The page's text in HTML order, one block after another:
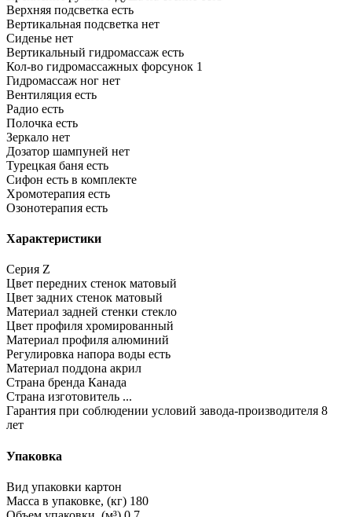
Верхняя подсветка есть
Вертикальная подсветка нет
Сиденье нет
Вертикальный гидромассаж есть
Кол-во гидромассажных форсунок 1
Гидромассаж ног нет
Вентиляция есть
Радио есть
Полочка есть
Зеркало нет
Дозатор шампуней нет
Турецкая баня есть
Сифон есть в комплекте
Хромотерапия есть
Озонотерапия есть
Характеристики
Серия Z
Цвет передних стенок матовый
Цвет задних стенок матовый
Материал задней стенки стекло
Цвет профиля хромированный
Материал профиля алюминий
Регулировка напора воды есть
Материал поддона акрил
Страна бренда Канада
Страна изготовитель ...
Гарантия при соблюдении условий завода-производителя 8
лет
Упаковка
Вид упаковки картон
Масса в упаковке, (кг) 180